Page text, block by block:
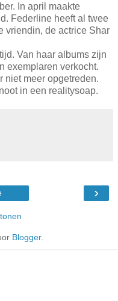
In april maakte
Federline heeft al twee
vriendin, de actrice Shar
Van haar albums zijn
exemplaren verkocht.
niet meer opgetreden.
in een realitysoap.
›
Blogger.